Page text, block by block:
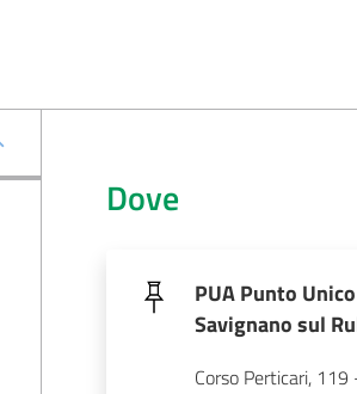
Dove
PUA Punto
Savignano sul
Corso Perticari, 119